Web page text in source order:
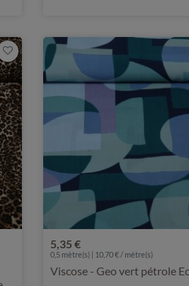
5,35 €
0,5 mètre(s) | 10,70 € / mètre(s)
Viscose - Geo vert pétrole